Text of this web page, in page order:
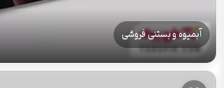
آبمیوه و بستنی فروشی